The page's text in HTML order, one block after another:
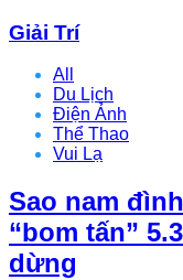
Giải Trí
All
Du Lịch
Điện Ảnh
Thể Thao
Vui Lạ
Sao nam
“bom tấn”
dừng